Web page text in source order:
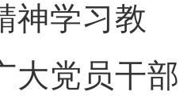
神学习教
大党员干部